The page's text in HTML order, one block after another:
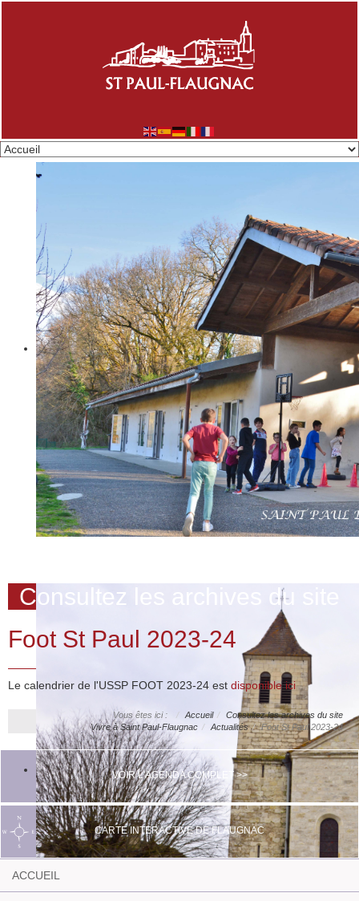
Consultez les archives du site
Foot St Paul 2023-24
Le calendrier de l'USSP FOOT 2023-24 est disponible ici
Vous êtes ici : Accueil
Consultez les archives du site
Vivre à Saint Paul-Flaugnac
Actualités Foot St Paul 2023-24
VOIR L'AGENDA COMPLET >>
CARTE INTERACTIVE DE FLAUGNAC
ACCUEIL